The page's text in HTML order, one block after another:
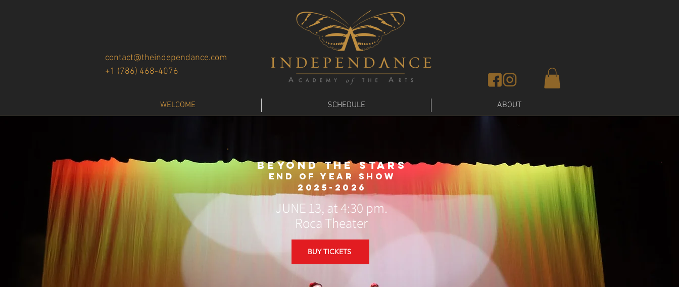
contact@theindependance.com
+1 (786) 468-4076
WELCOME SCHEDULE ABOUT
BEYOND THE STARS
End of year show
2025-2026
JUNE 13, at 4:30 pm.
Roca Theater
BUY TICKETS